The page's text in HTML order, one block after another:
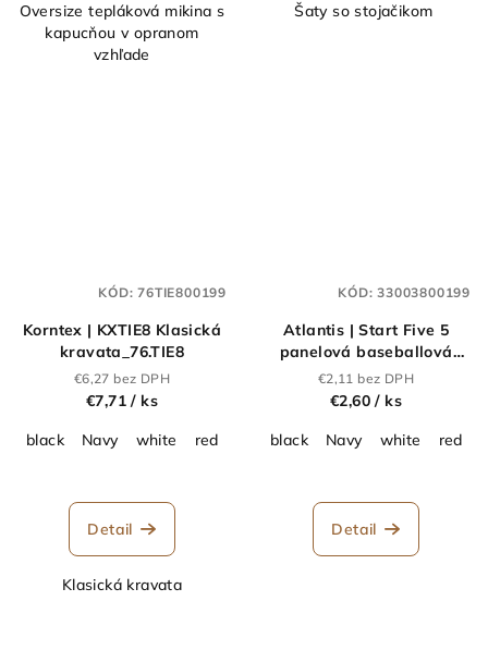
Oversize tepláková mikina s
kapucňou v opranom
vzhľade
Šaty so stojačikom
Korntex | KXTIE8 Klasická
kravata_76.TIE8
€6,27 bez DPH
€7,71/ ks
black
Navy white red orange yellow Light Blue
Detail
Klasická kravata
KÓD:76TIE800199
Atlantis | Start Five 5
panelová baseballová
šiltovka "Start
Five"_33.0038
€2,11 bez DPH
€2,60/ ks
black
Navy white red
Detail
KÓD:33003800199